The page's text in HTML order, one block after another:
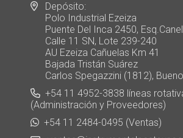
Depósito:
Polo Industrial Ezeiza
Puente Del Inca 2450,
Calle 11 SN, Lote 239-240
AU Ezeiza Cañuelas Km 41
Bajada Tristán Suárez
Carlos Spegazzini (1812),
+54 11 4952-3838 líneas
(Administración y Proveedores)
+54 11 2484-0495 (Ventas)